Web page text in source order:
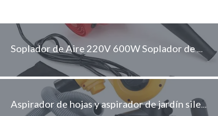
Soplador de Aire 220V 600W Soplador de Aire eléctrico de Mano para la Limpieza del Polvo de los Muebles del hogar del Ordenador con Alta Velocidad y Salida de Aire de Alto Volumen(EU Plug)
Aspirador de hojas y aspirador de jardín silencioso Aspiradora y sopladora de doble uso para seis velocidades velocidad variable automóvil industria de computadoras industria de eliminación de polvo